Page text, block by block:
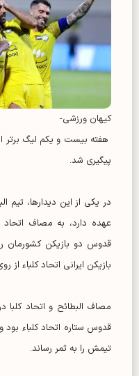
کیهان ورزشی-
پیگیری شد.
در یکی از این دیدارها، تیم
عهده دارد، به مصاف اتحاد
قدوس دو بازیکن کشورمان
بازیکن ایرانی اتحاد کلباء
تیمش را به ثمر رساند.